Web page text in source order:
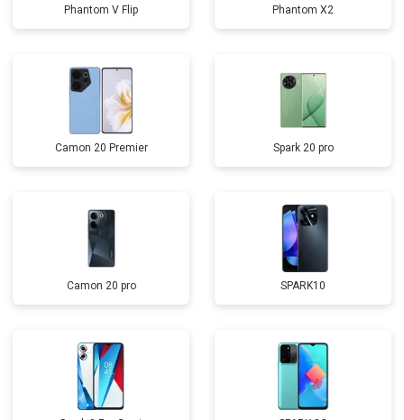
Phantom V Flip Phantom X2
Camon 20 Premier Spark 20 pro
Camon 20 pro SPARK10